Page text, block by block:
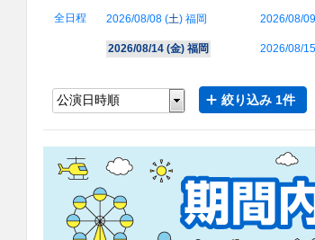
全日程 2026/08/08 (土) 福岡 2026/08/
2026/08/14 (金) 福岡 2026/08/
絞り込み 1件